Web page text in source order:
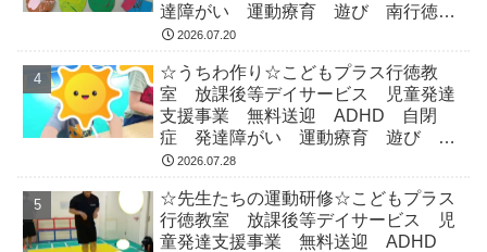
達障がい 運動療育 遊び 南行徳
市川市 浦安市
2026.07.20
☆うちわ作り☆こどもプラス行徳教
室 放課後等デイサービス 児童発達
支援事業 無料送迎 ADHD 自閉
症 発達障がい 運動療育 遊び 南
行徳 市川市 浦安市
2026.07.28
☆先生たちの運動研修☆こどもプラス
行徳教室 放課後等デイサービス 児
童発達支援事業 無料送迎 ADHD